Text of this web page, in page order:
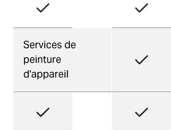
Services de
peinture
d'appareil